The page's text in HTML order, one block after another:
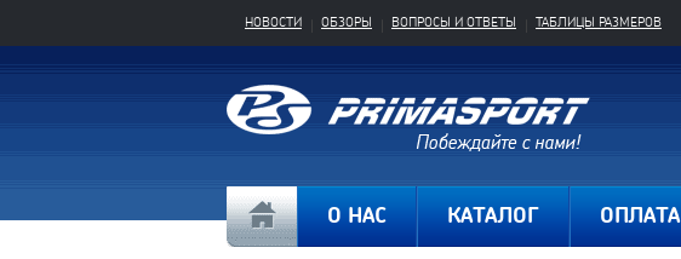
НОВОСТИ ОБЗОРЫ ВОПРОСЫ И ОТВЕТЫ ТАБЛИЦЫ РАЗМЕРОВ
О НАС КАТАЛОГ ОПЛАТА